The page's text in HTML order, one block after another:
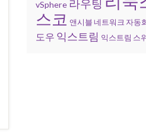
vSphere 라우팅
스코 앤시블 네트워크 자동
도우 익스트림 익스트림 스